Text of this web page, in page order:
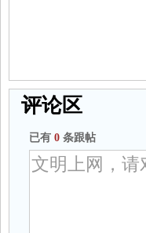
评论区
已有 0 条跟帖